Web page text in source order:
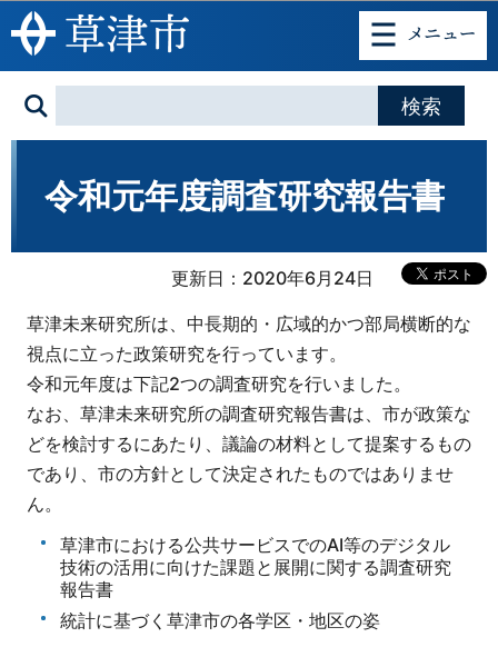
このページの本文へ移動
令和元年度調査研究報告書
更新日：2020年6月24日
草津未来研究所は、中長期的・広域的かつ部局横断的な
視点に立った政策研究を行っています。
令和元年度は下記2つの調査研究を行いました。
なお、草津未来研究所の調査研究報告書は、市が政策な
どを検討するにあたり、議論の材料として提案するもの
であり、市の方針として決定されたものではありませ
ん。
草津市における公共サービスでのAI等のデジタル
技術の活用に向けた課題と展開に関する調査研究
報告書
統計に基づく草津市の各学区・地区の姿